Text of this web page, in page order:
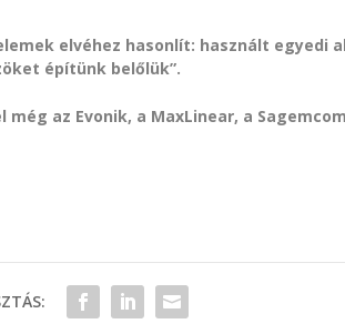
elvéhez hasonlít: használt egyedi
építünk belőlük”.
az Evonik, a MaxLinear, a